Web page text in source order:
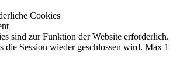
Cookies
sind zur Funktion der Website erforderlich.
die Session wieder geschlossen wird. Max 1